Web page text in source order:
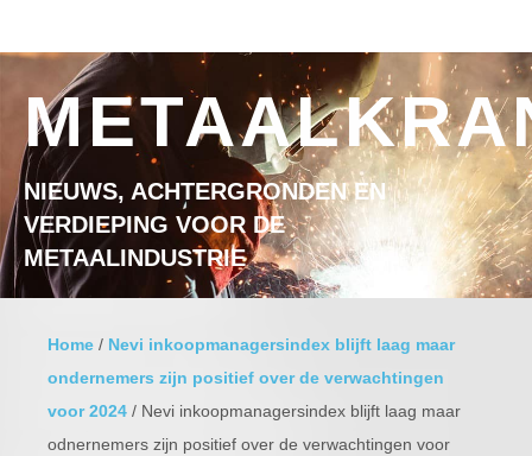
NIEUWS, ACHTERGRONDEN EN
VERDIEPING VOOR DE
METAALINDUSTRIE
Home / Nevi inkoopmanagersindex blijft laag maar
ondernemers zijn positief over de verwachtingen
voor 2024 / Nevi inkoopmanagersindex blijft laag maar
odnernemers zijn positief over de verwachtingen voor